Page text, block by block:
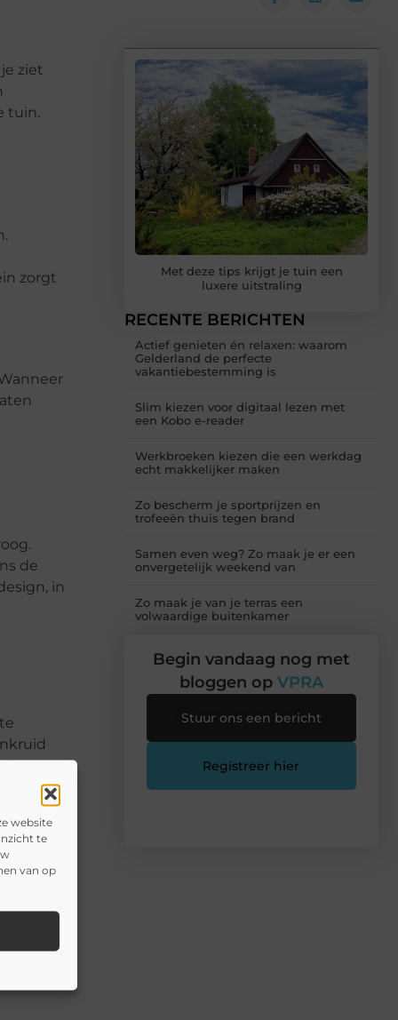
website
te
van op
ziet
tuin.
zorgt
de
in
Met deze tips krijgt je tuin een
luxere uitstraling
RECENTE BERICHTEN
Actief genieten én relaxen: waarom
Gelderland de perfecte
vakantiebestemming is
Slim kiezen voor digitaal lezen met
een Kobo e-reader
Werkbroeken kiezen die een werkdag
echt makkelijker maken
Zo bescherm je sportprijzen en
trofeeën thuis tegen brand
Samen even weg? Zo maak je er een
onvergetelijk weekend van
Zo maak je van je terras een
volwaardige buitenkamer
Begin vandaag nog met
bloggen op VPRA
Stuur ons een bericht
Registreer hier